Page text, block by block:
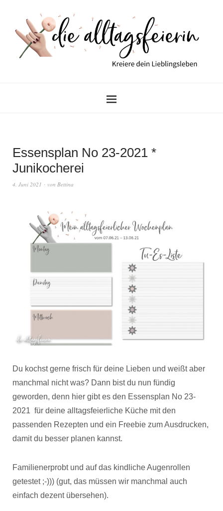
Essensplan No 23-2021 *
Junikocherei
4. Juni 2021 von Bettina
Du kochst gerne frisch für deine Lieben und weißt aber
manchmal nicht was? Dann bist du nun fündig
geworden, denn hier gibt es den Essensplan No 23-
2021 für deine alltagsfeierliche Küche mit den
passenden Rezepten und ein Freebie zum Ausdrucken,
damit du besser planen kannst.
Familienerprobt und auf das kindliche Augenrollen
getestet ;-))) (gut, das müssen wir manchmal auch
einfach dezent übersehen).